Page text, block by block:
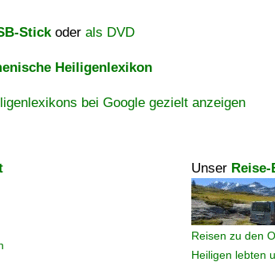
Stickoder als DVD
Heiligenlexikon
bei Google gezielt anzeigen
Unser
Reisen zu den
Heiligen lebten